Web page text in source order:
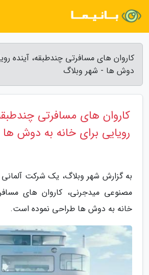
کاروان های مسافرتی چندطبقه، آینده
دوش ها - شهر وبلاگ
کاروان های مسافرتی
رویایی برای خانه به دوش ها
به گزارش شهر وبلاگ، یک شرکت
مصنوعی میدجرنی، کاروان های
خانه به دوش ها طراحی نموده است.